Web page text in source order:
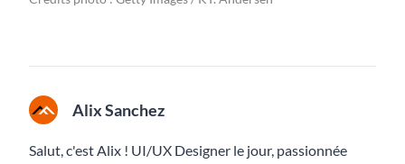
Alix Sanchez
Salut, c'est Alix ! UI/UX Designer le jour, passionnée